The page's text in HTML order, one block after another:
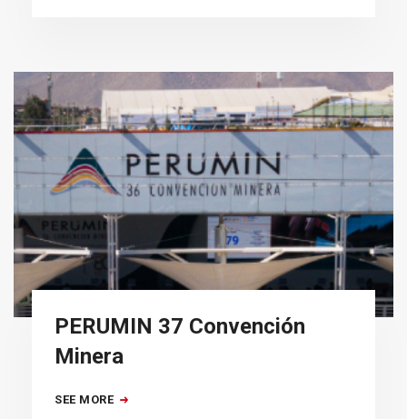
PERUMIN 37 Convención
Minera
SEE MORE